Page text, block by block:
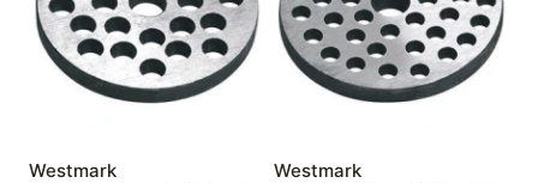
Westmark
Westmark